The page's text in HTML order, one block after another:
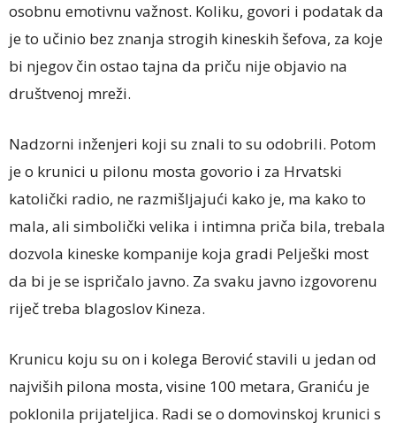
osobnu emotivnu važnost. Koliku, govori i podatak da
je to učinio bez znanja strogih kineskih šefova, za koje
bi njegov čin ostao tajna da priču nije objavio na
društvenoj mreži.
Nadzorni inženjeri koji su znali to su odobrili. Potom
je o krunici u pilonu mosta govorio i za Hrvatski
katolički radio, ne razmišljajući kako je, ma kako to
mala, ali simbolički velika i intimna priča bila, trebala
dozvola kineske kompanije koja gradi Pelješki most
da bi je se ispričalo javno. Za svaku javno izgovorenu
riječ treba blagoslov Kineza.
Krunicu koju su on i kolega Berović stavili u jedan od
najviših pilona mosta, visine 100 metara, Graniću je
poklonila prijateljica. Radi se o domovinskoj krunici s